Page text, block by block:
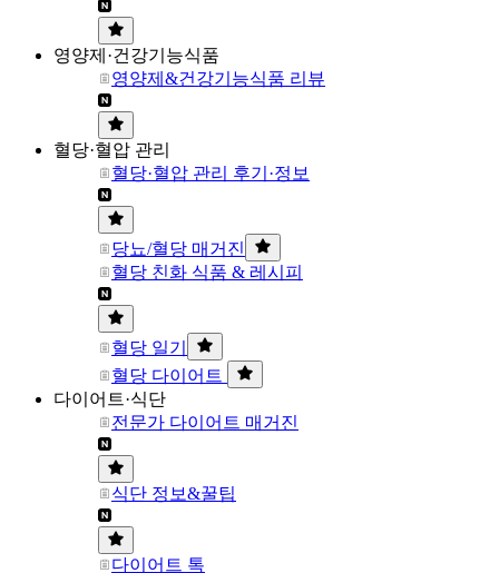
영양제·건강기능식품
영양제&건강기능식품 리뷰
혈당·혈압 관리
혈당·혈압 관리 후기·정보
당뇨/혈당 매거진
혈당 친화 식품 & 레시피
혈당 일기
혈당 다이어트
다이어트·식단
전문가 다이어트 매거진
식단 정보&꿀팁
다이어트 톡